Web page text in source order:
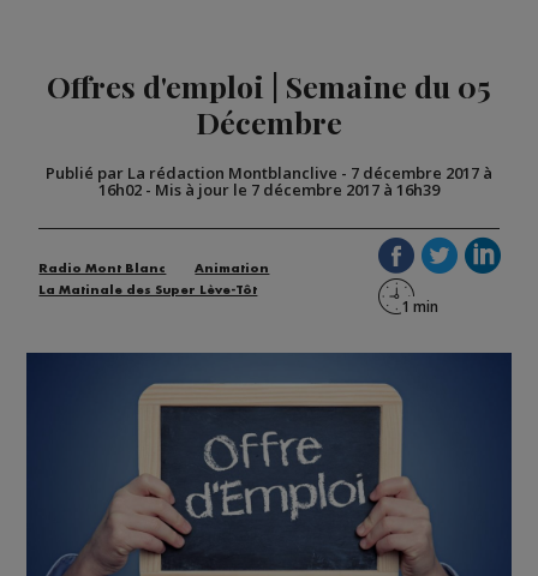
Offres d'emploi | Semaine du 05
Décembre
Publié par La rédaction Montblanclive - 7 décembre 2017 à
16h02 - Mis à jour le 7 décembre 2017 à 16h39
Radio Mont Blanc
Animation
La Matinale des Super Lève-Tôt